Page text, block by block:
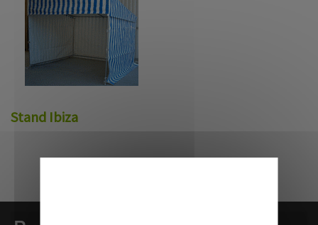
Stand Ibiza